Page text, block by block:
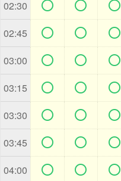
02:30   
02:45   
03:00   
03:15   
03:30   
03:45   
04:00   